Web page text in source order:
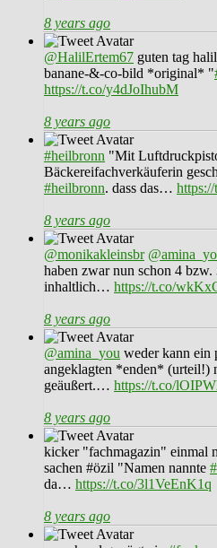
8 years ago
@HalilErtem67 guten tag
banane-&-co-bild *original* "
https://t.co/y4dJoIhubM
8 years ago
#heilbronn "Mit
Bäckereifachverkäuferin
#heilbronn. dass das…
8 years ago
@monikakleinsbr
haben zwar nun schon 4
inhaltlich… https://t.co/
8 years ago
@amina_you weder kann ein
angeklagten *enden* (urteil!)
geäußert.… https://t.co/
8 years ago
kicker "fachmagazin" einmal
sachen #özil "Namen nannte
da… https://t.co/3l1VeEnK1q
8 years ago